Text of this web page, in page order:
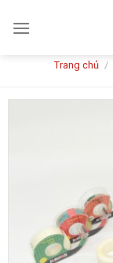
Trang chủ /